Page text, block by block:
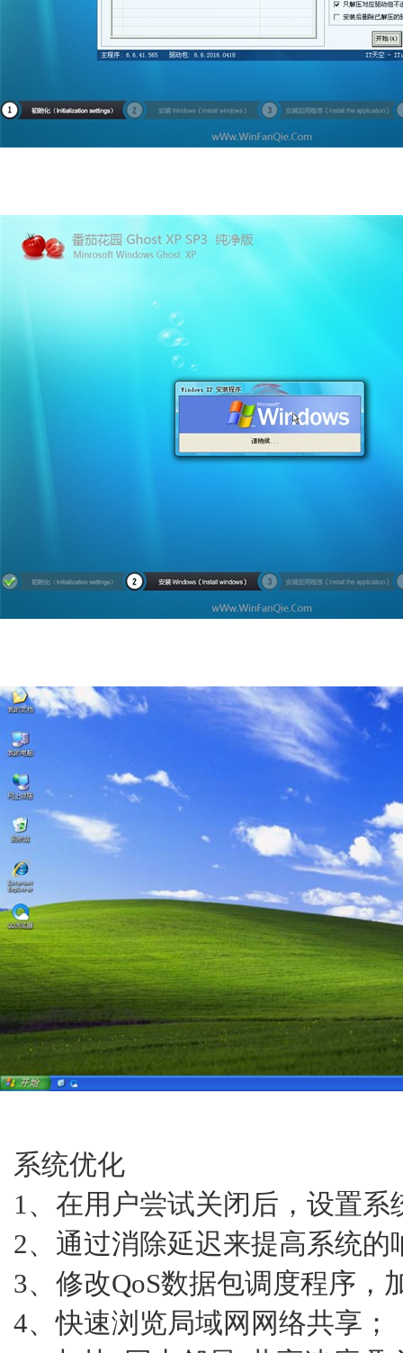
系统优化
1、在用户尝试关闭后，设置
2、通过消除延迟来提高系统的
3、修改QoS数据包调度程序，
4、快速浏览局域网网络共享；